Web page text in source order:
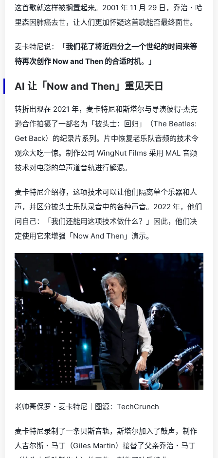
这首歌就这样被搁置起来。2001 年 11 月 29 日，乔治・哈
里森因肺癌去世，让人们更加怀疑这首歌能否最终面世。
麦卡特尼说：「我们花了将近四分之一个世纪的时间来等
待再次创作 Now and Then 的合适时机。」
AI 让「Now and Then」重见天日
转折出现在 2021 年，麦卡特尼和斯塔尔与导演彼得·杰克
逊合作拍摄了一部名为「披头士：回归」（The Beatles:
Get Back）的纪录片系列。片中恢复老乐队音频的技术令
观众大吃一惊。制作公司 WingNut Films 采用 MAL 音频
技术对电影的单声道音轨进行解混。
麦卡特尼介绍称，这项技术可以让他们隔离单个乐器和人
声，并区分披头士乐队录音中的各种声音。2022 年，他们
问自己：「我们还能用这项技术做什么？」因此，他们决
定使用它来增强「Now And Then」演示。
老帅哥保罗・麦卡特尼｜图源：TechCrunch
麦卡特尼录制了一条贝斯音轨，斯塔尔加入了鼓声，制作
人吉尔斯・马丁（Giles Martin）接替了父亲乔治・马丁